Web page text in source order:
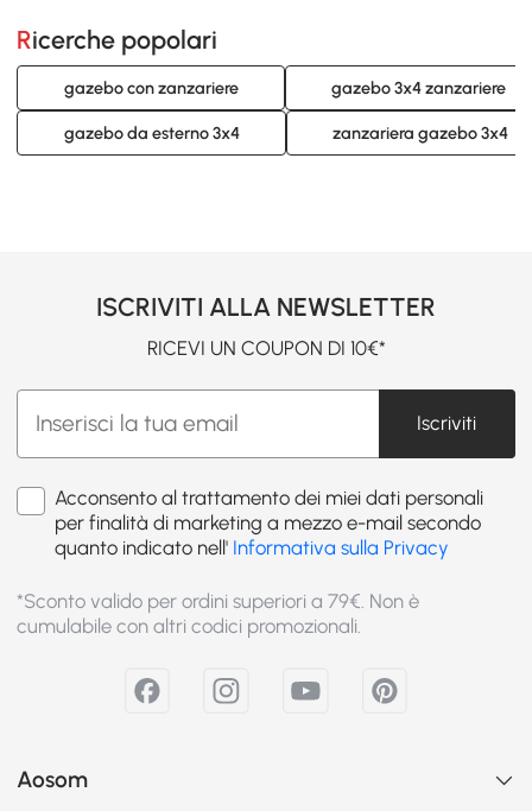
Ricerche popolari
gazebo con zanzariere gazebo 3x4 zanzariere
gazebo da esterno 3x4 zanzariera gazebo 3x4
ISCRIVITI ALLA NEWSLETTER
RICEVI UN COUPON DI 10€*
Iscriviti
Acconsento al trattamento dei miei dati personali
per finalità di marketing a mezzo e-mail secondo
quanto indicato nell' Informativa sulla Privacy
*Sconto valido per ordini superiori a 79€. Non è
cumulabile con altri codici promozionali.
Aosom